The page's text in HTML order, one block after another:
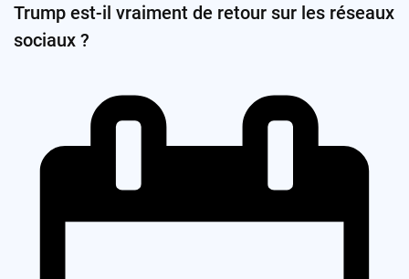
Trump est-il vraiment de retour sur les réseaux
sociaux ?